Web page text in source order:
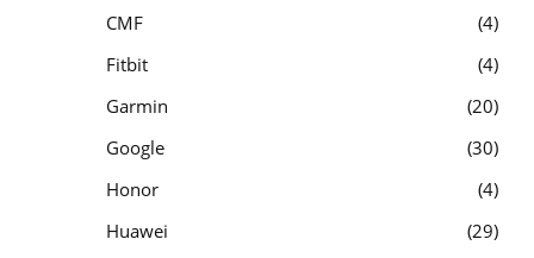
CMF
4
Fitbit
4
Garmin
20
Google
30
Honor
4
Huawei
29